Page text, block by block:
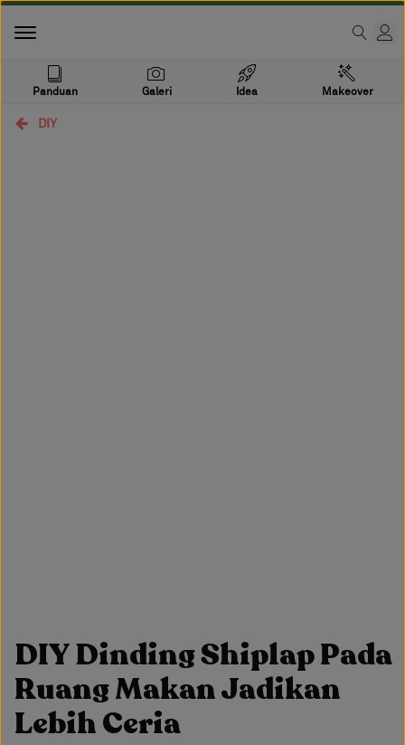
Panduan Galeri Idea Makeover
DIY
DIY Dinding Shiplap Pada
Ruang Makan Jadikan
Lebih Ceria